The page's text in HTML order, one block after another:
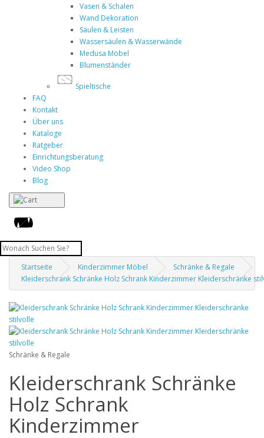
Vasen & Schalen
Wand Dekoration
Säulen & Leisten
Wassersäulen & Wasserwände
Medusa Möbel
Blumenständer
Spieltische
FAQ
Kontakt
Über uns
Kataloge
Ratgeber
Einrichtungsberatung
Video Shop
Blog
Startseite Kinderzimmer Möbel
Schränke & Regale
Kleiderschrank Schränke Holz Schrank Kinderzimmer Kleiderschränke
Schränke & Regale
Kleiderschrank Schränke
Holz Schrank
Kinderzimmer